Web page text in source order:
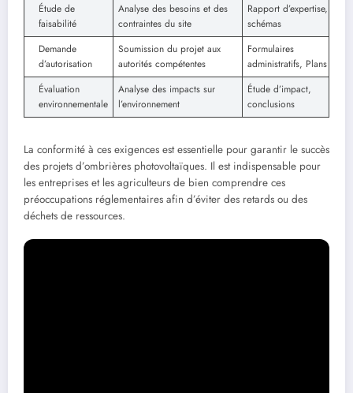
Étude de
faisabilité
Analyse des besoins et des
contraintes du site
Rapport d’expertise,
schémas
Demande
d’autorisation
Soumission du projet aux
autorités compétentes
Formulaires
administratifs, Plans
Évaluation
environnementale
Analyse des impacts sur
l’environnement
Étude d’impact,
conclusions
La conformité à ces exigences est essentielle pour garantir le succès
des projets d’ombrières photovoltaïques. Il est indispensable pour
les entreprises et les agriculteurs de bien comprendre ces
préoccupations réglementaires afin d’éviter des retards ou des
déchets de ressources.